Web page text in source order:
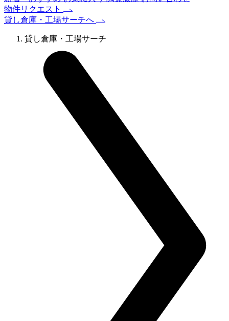
物件リクエスト
貸し倉庫・工場サーチへ
貸し倉庫・工場サーチ